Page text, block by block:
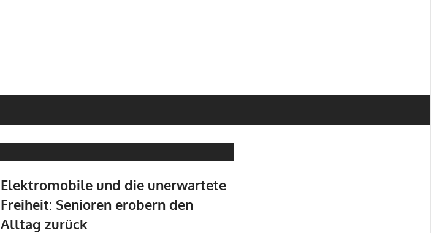
Elektromobile und die unerwartete
Freiheit: Senioren erobern den
Alltag zurück